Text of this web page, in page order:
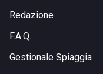
Redazione
F.A.Q.
Gestionale Spiaggia